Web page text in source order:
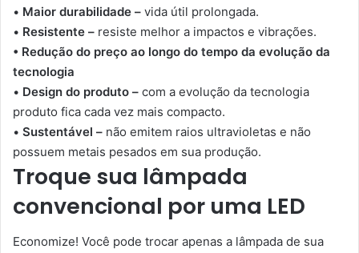
• Maior durabilidade – vida útil prolongada.
• Resistente – resiste melhor a impactos e vibrações.
• Redução do preço ao longo do tempo da evolução da
tecnologia
• Design do produto – com a evolução da tecnologia
produto fica cada vez mais compacto.
• Sustentável – não emitem raios ultravioletas e não
possuem metais pesados em sua produção.
Troque sua lâmpada
convencional por uma LED
Economize! Você pode trocar apenas a lâmpada de sua